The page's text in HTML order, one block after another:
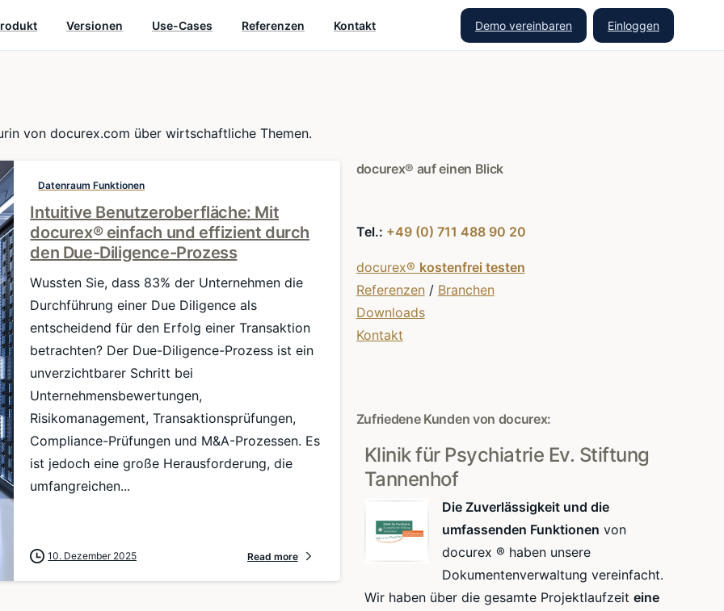
Versionen Use-Cases Referenzen Kontakt Demo vereinbaren Einloggen
von docurex.com über wirtschaftliche Themen.
Datenraum Funktionen
Intuitive Benutzeroberfläche: Mit
docurex® einfach und effizient durch
den Due-Diligence-Prozess
Wussten Sie, dass 83% der Unternehmen die
Durchführung einer Due Diligence als
entscheidend für den Erfolg einer Transaktion
betrachten? Der Due-Diligence-Prozess ist ein
unverzichtbarer Schritt bei
Unternehmensbewertungen,
Risikomanagement, Transaktionsprüfungen,
Compliance-Prüfungen und M&A-Prozessen. Es
ist jedoch eine große Herausforderung, die
umfangreichen...
10. Dezember 2025 Read more
docurex® auf einen Blick
Tel.: +49 (0) 711 488 90 20
docurex® kostenfrei testen
Referenzen / Branchen
Downloads
Kontakt
Zufriedene Kunden von docurex:
Klinik für Psychiatrie Ev. Stiftung
Tannenhof
Die Zuverlässigkeit und die
umfassenden Funktionen von
docurex ® haben unsere
Dokumentenverwaltung vereinfacht.
Wir haben über die gesamte Projektlaufzeit eine